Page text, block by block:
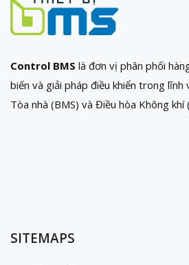
Control BMS là đơn vị phân phối
biến và giải pháp điều khiển trong
Tòa nhà (BMS) và Điều hòa Không khí
SITEMAPS